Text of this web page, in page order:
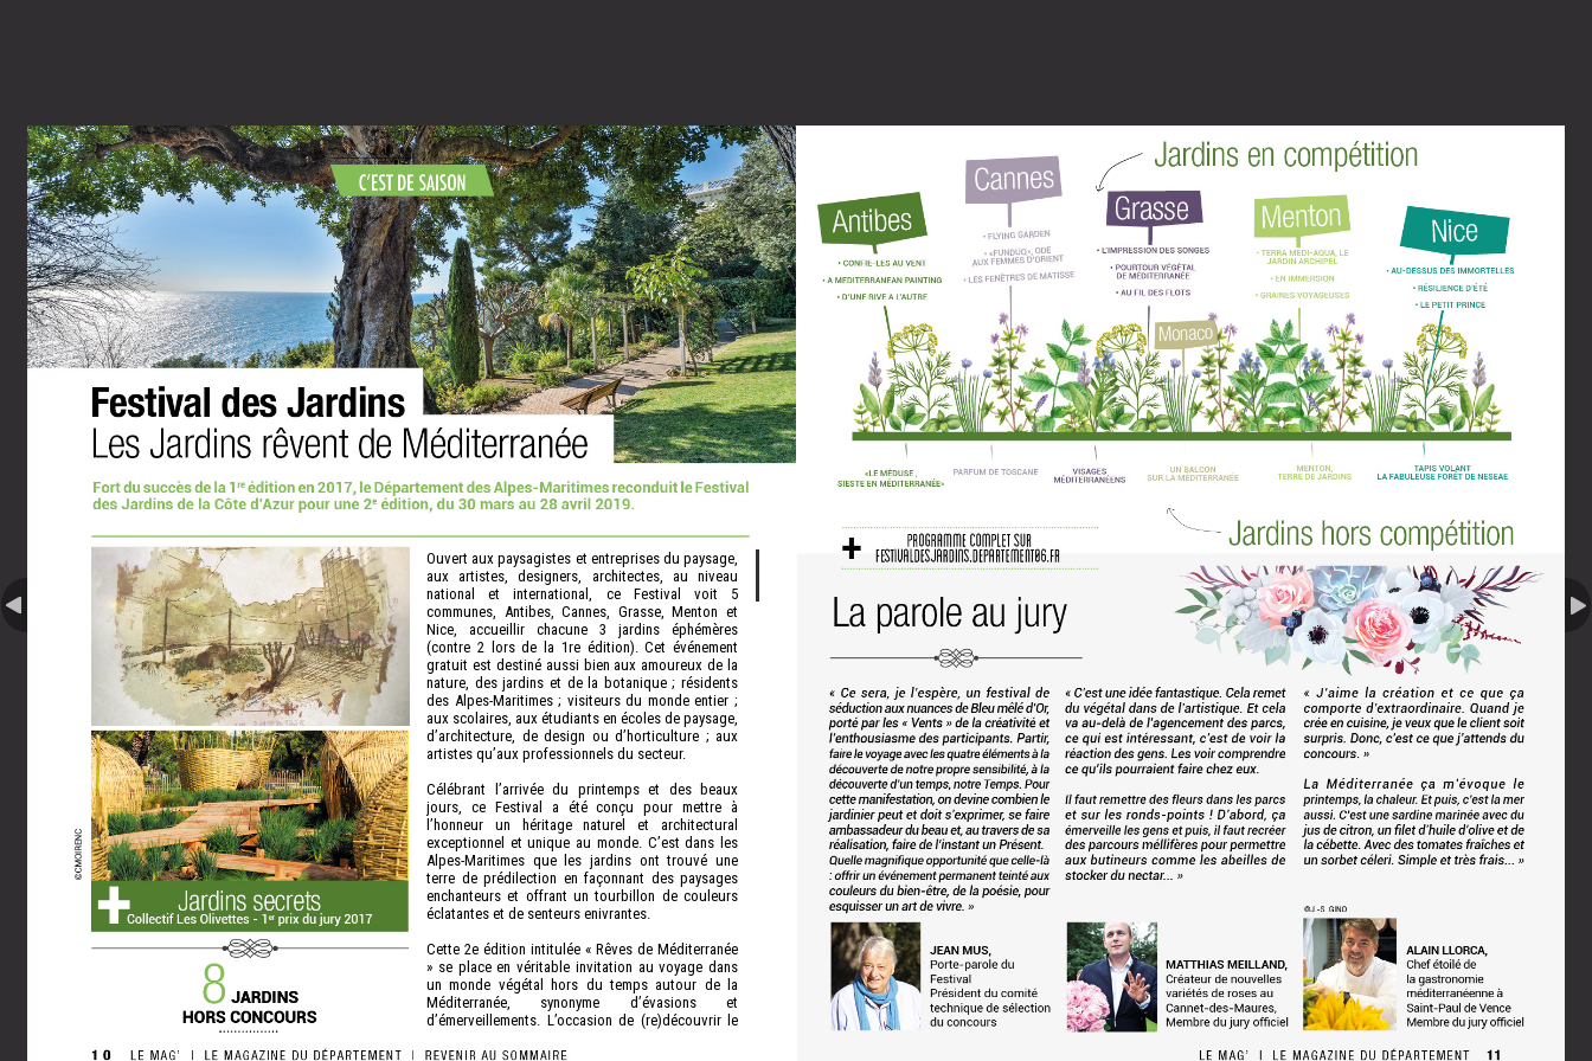
Ouvert aux paysagistes et entreprises du paysage,
aux artistes, designers, architectes, au niveau
national et international, ce Festival voit 5
communes, Antibes, Cannes, Grasse, Menton et
Nice, accueillir chacune 3 jardins éphémères
(contre 2 lors de la 1re édition). Cet événement
gratuit est destiné aussi bien aux amoureux de la
nature, des jardins et de la botanique ; résidents
des Alpes-Maritimes ; visiteurs du monde entier ;
aux scolaires, aux étudiants en écoles de paysage,
d’architecture, de design ou d’horticulture ; aux
artistes qu’aux professionnels du secteur.
Célébrant l’arrivée du printemps et des beaux
jours, ce Festival a été conçu pour mettre à
l’honneur un héritage naturel et architectural
exceptionnel et unique au monde. C’est dans les
Alpes-Maritimes que les jardins ont trouvé une
terre de prédilection en façonnant des paysages
enchanteurs et offrant un tourbillon de couleurs
éclatantes et de senteurs enivrantes.
Cette 2e édition intitulée « Rêves de Méditerranée
» se place en véritable invitation au voyage dans
un monde végétal hors du temps autour de la
Méditerranée, synonyme d’évasions et
d’émerveillements. L’occasion de (re)découvrir le
Grande Bleue.